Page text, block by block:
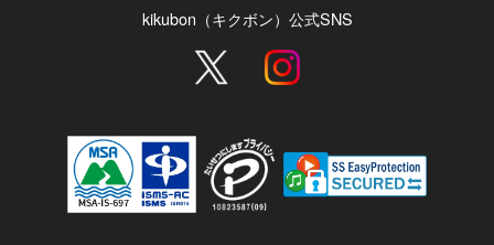
kikubon（キクボン）公式SNS